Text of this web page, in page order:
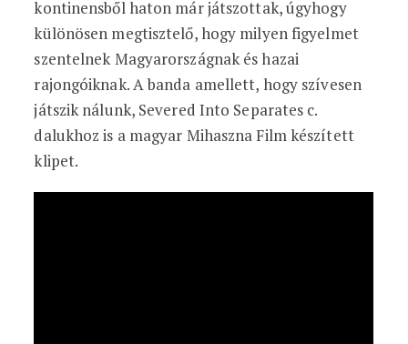
kontinensből haton már játszottak, úgyhogy
különösen megtisztelő, hogy milyen figyelmet
szentelnek Magyarországnak és hazai
rajongóiknak. A banda amellett, hogy szívesen
játszik nálunk, Severed Into Separates c.
dalukhoz is a magyar Mihaszna Film készített
klipet.